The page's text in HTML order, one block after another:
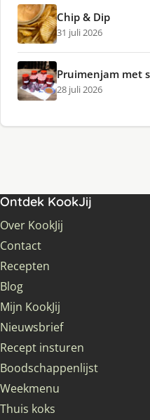
Chip & Dip
31 juli 2026
Pruimenjam met
28 juli 2026
Ontdek KookJij
Over KookJij
Contact
Recepten
Blog
Mijn KookJij
Nieuwsbrief
Recept insturen
Boodschappenlijst
Weekmenu
Thuis koks